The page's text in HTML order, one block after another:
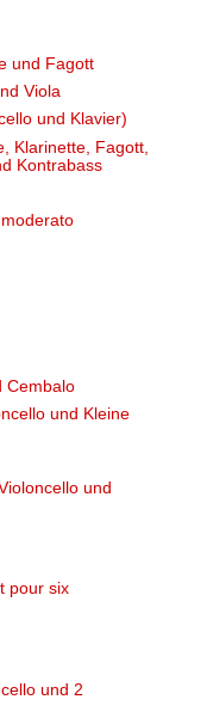
und Fagott
Viola
und Klavier)
Klarinette, Fagott,
Kontrabass
Cembalo
und Kleine
und
pour six
und 2